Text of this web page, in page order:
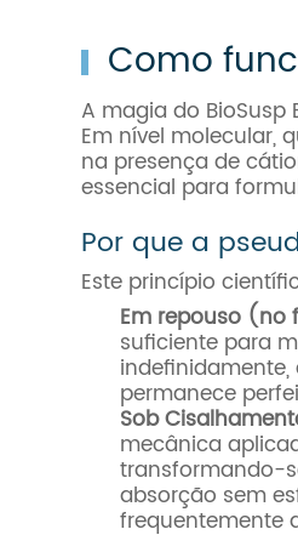
Como
A magia do
Em nível molecular,
na presença de
essencial para
Por que a
Este princípio
Em repouso (no
suficiente para
permanece
Sob
mecânica
transformando-
absorção sem
frequentemente